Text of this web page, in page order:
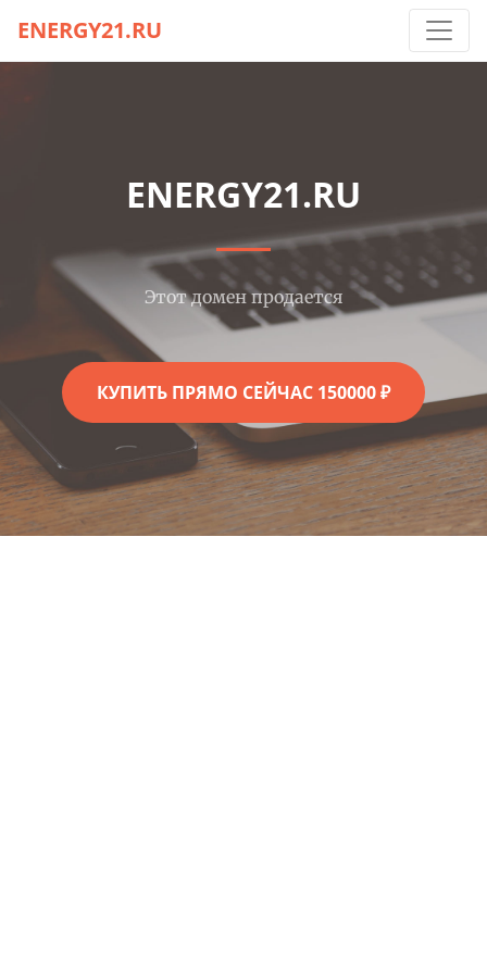
ENERGY21.RU
ENERGY21.RU
Этот домен продается
КУПИТЬ ПРЯМО СЕЙЧАС 150000 ₽